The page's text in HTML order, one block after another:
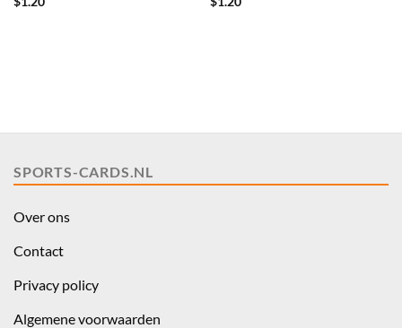
SPORTS-CARDS.NL
Over ons
Contact
Privacy policy
Algemene voorwaarden